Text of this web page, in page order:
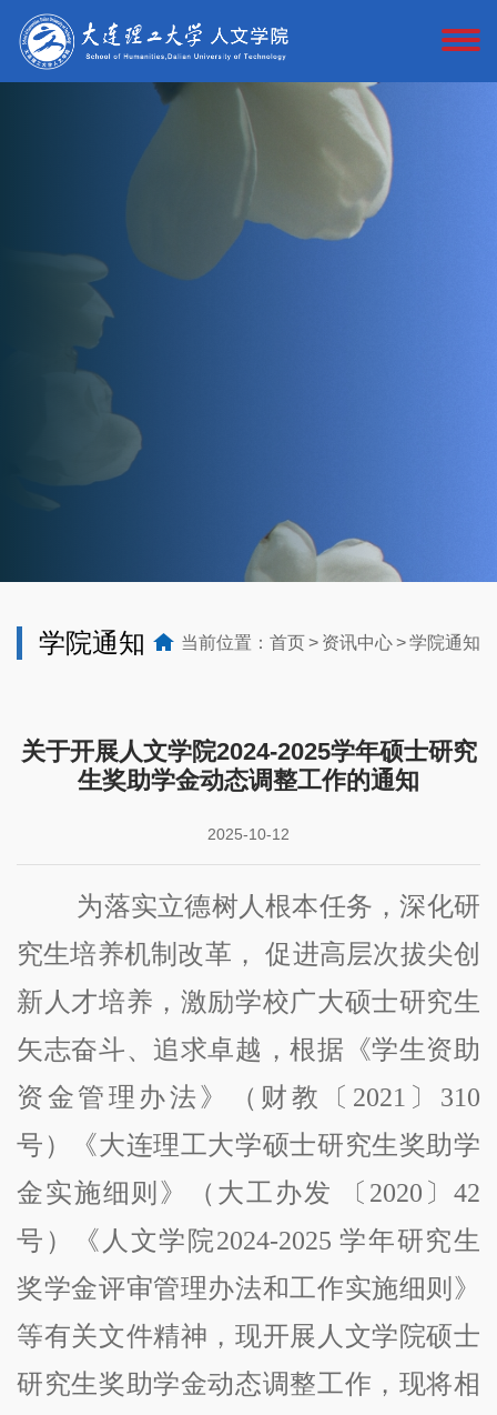
学院通知 当前位置： 首页 资讯中心 学院通知
关于开展人文学院2024-2025学年硕士研究
生奖助学金动态调整工作的通知
2025-10-12
为落实立德树人根本任务，深化研
究生培养机制改革，
促进高层次拔尖创
新人才培养，激励学校广大硕士研究生
矢志奋斗、追求卓越，根据《学生资助
资金管理办法》（财教〔 2021〕310
号）《大连理工大学硕士研究生奖助学
金实施细则》（大工办发 〔2020〕42
号）
《人文学院2024-2025 学年研究生
奖学金评审管理办法和工作实施细则》
等有关文件精神 ，现开展人文学院硕士
研究生奖助学金动态调整工作， 现将相